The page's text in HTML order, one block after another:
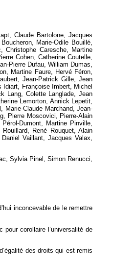
Claude Bartolone, Jacques
Marie-Odile Bouillé,
Christophe Caresche, Martine
Cohen, Catherine Coutelle,
Pierre Dufau, William Dumas,
Martine Faure, Hervé Féron,
Jean-Patrick Gille, Jean
Idiart, Françoise Imbert, Michel
Lang, Colette Langlade, Jean
Lemorton, Annick Lepetit,
Marie-Claude Marchand, Jean-
Pierre Moscovici, Pierre-Alain
Dumont, Martine Pinville,
René Rouquet, Alain
Vaillant, Jacques Valax,
Sylvia Pinel, Simon Renucci,
inconcevable de le remettre
pour corollaire l’universalité de
des droits qui est remis